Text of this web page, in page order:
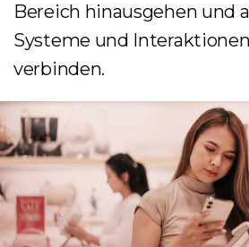
Bereich hinausgehen und
Systeme und
verbinden.